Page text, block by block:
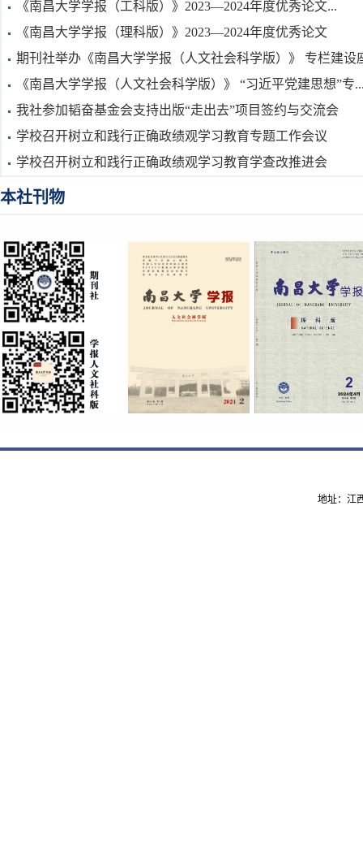
《南昌大学学报（工科版）》2023—2024年度优秀论文...
《南昌大学学报（理科版）》2023—2024年度优秀论文
期刊社举办《南昌大学学报（人文社会科学版）》 专栏建设
《南昌大学学报（人文社会科学版）》 “习近平党建思想”专
我社参加韬奋基金会支持出版“走出去”项目签约与交流会
学校召开树立和践行正确政绩观学习教育专题工作会议
学校召开树立和践行正确政绩观学习教育学查改推进会
本社刊物
地址：江